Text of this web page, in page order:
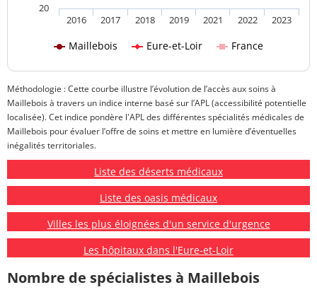
Maillebois Eure-et-Loir France
2016 2017 2018 2019 2021 2022 2023
20
Méthodologie : Cette courbe illustre l’évolution de l’accès aux soins à
Maillebois à travers un indice interne basé sur l’APL (accessibilité potentielle
localisée). Cet indice pondère l'APL des différentes spécialités médicales de
Maillebois pour évaluer l’offre de soins et mettre en lumière d’éventuelles
inégalités territoriales.
Liste des déserts médicaux
Liste des oasis médicaux
Villes les plus éloignées d'un service d'urgence
Les hôpitaux dans l'Eure-et-Loir
Nombre de spécialistes à Maillebois